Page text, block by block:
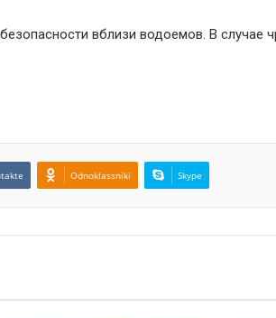
вблизи водоемов. В случае
Odnoklassniki Skype